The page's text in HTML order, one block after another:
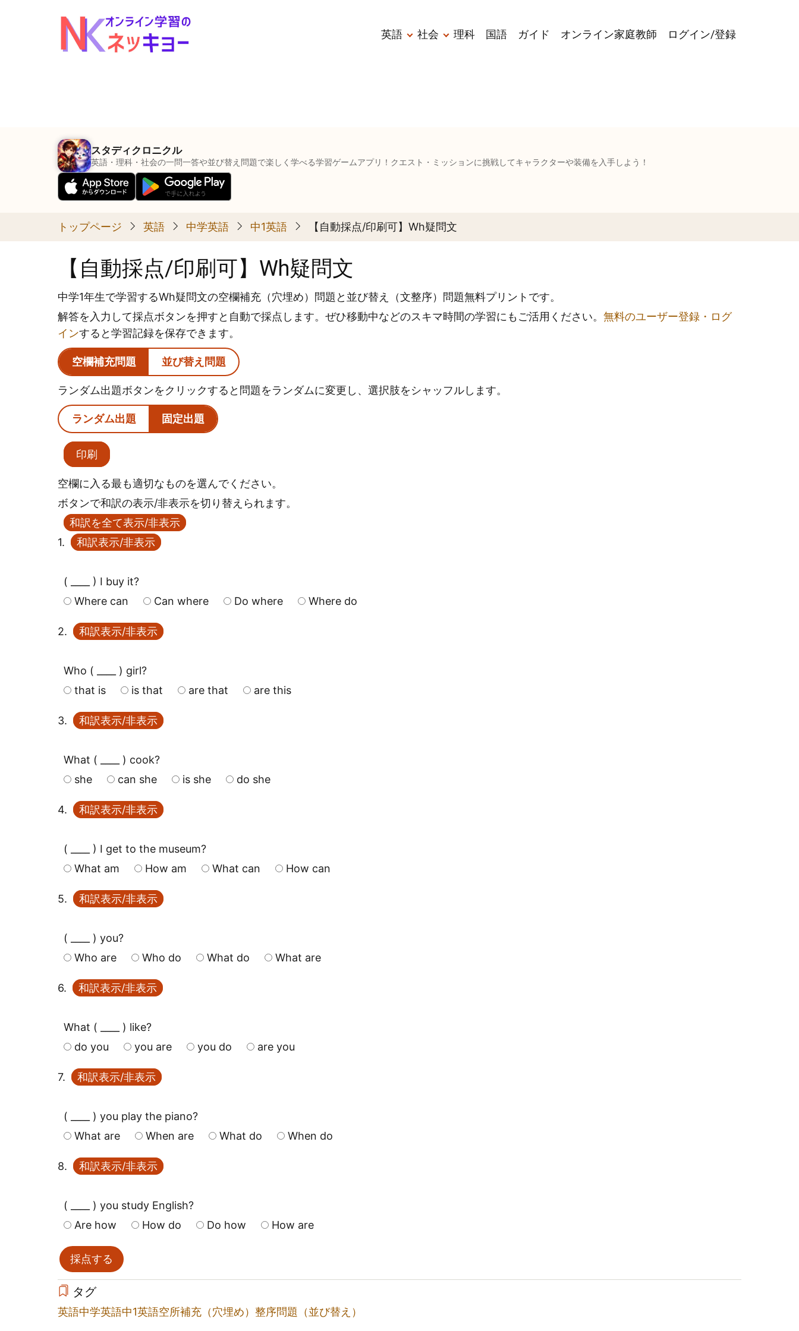
メ
ー
ン
英語 社会 理科 国語 ガイド オンライン家庭教師 ログイン/登録
スタディクロニクル
英語・理科・社会の一問一答や並び替え問題で楽しく学べる学習ゲームアプリ！クエスト・ミッションに挑戦してキャラクターや装備を入手しよう！
トップページ 英語 中学英語 中1英語 【自動採点/印刷可】Wh疑問文
【自動採点/印刷可】Wh疑問文
中学1年生で学習するWh疑問文の空欄補充（穴埋め）問題と並び替え（文整序）問題無料プリントです。
解答を入力して採点ボタンを押すと自動で採点します。ぜひ移動中などのスキマ時間の学習にもご活用ください。 無料のユーザー登録・ログ
インすると学習記録を保存できます。
空欄補充問題 並び替え問題
ランダム出題ボタンをクリックすると問題をランダムに変更し、選択肢をシャッフルします。
ランダム出題 固定出題
印刷
空欄に入る最も適切なものを選んでください。
ボタンで和訳の表示/非表示を切り替えられます。
和訳を全て表示/非表示
1.
和訳表示/非表示
( ____ ) I buy it?
Where can
Can where Do where Where do
2. 和訳表示/非表示
Who ( ____ ) girl?
that is
is that are that are this
3. 和訳表示/非表示
What ( ____ ) cook?
she
can she is she do she
4. 和訳表示/非表示
( ____ ) I get to the museum?
What am
How am What can How can
5. 和訳表示/非表示
( ____ ) you?
Who are
Who do What do What are
6. 和訳表示/非表示
What ( ____ ) like?
do you
you are you do are you
7. 和訳表示/非表示
( ____ ) you play the piano?
What are
When are What do When do
8. 和訳表示/非表示
( ____ ) you study English?
Are how
How do Do how How are
タグ
英語中学英語中1英語空所補充（穴埋め） 整序問題（並び替え）